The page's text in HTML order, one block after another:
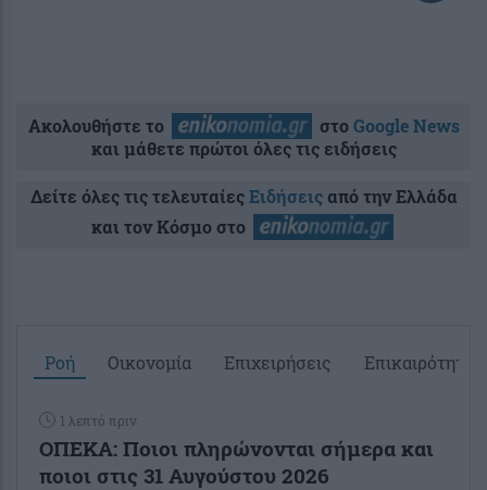
Ακολουθήστε το στοGoogle News
και μάθετε πρώτοι όλες τις ειδήσεις
Δείτε όλες τις τελευταίεςΕιδήσειςαπό την Ελλάδα
και τον Κόσμο στο
Ροή Οικονομία Επιχειρήσεις Επικαιρότητα
1 λεπτό πριν
ΟΠΕΚΑ: Ποιοι πληρώνονται σήμερα και
ποιοι στις 31 Αυγούστου 2026